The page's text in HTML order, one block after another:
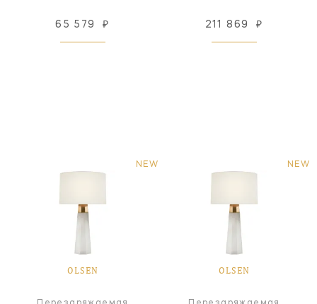
65 579 ₽ 211 869 ₽
NEW
OLSEN
NEW
OLSEN